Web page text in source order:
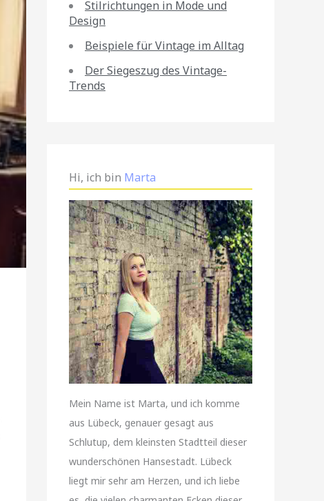
Stilrichtungen in Mode und
Design
Beispiele für Vintage im Alltag
Der Siegeszug des Vintage-
Trends
Hi, ich bin Marta
Mein Name ist Marta, und ich komme
aus Lübeck, genauer gesagt aus
Schlutup, dem kleinsten Stadtteil dieser
wunderschönen Hansestadt. Lübeck
liegt mir sehr am Herzen, und ich liebe